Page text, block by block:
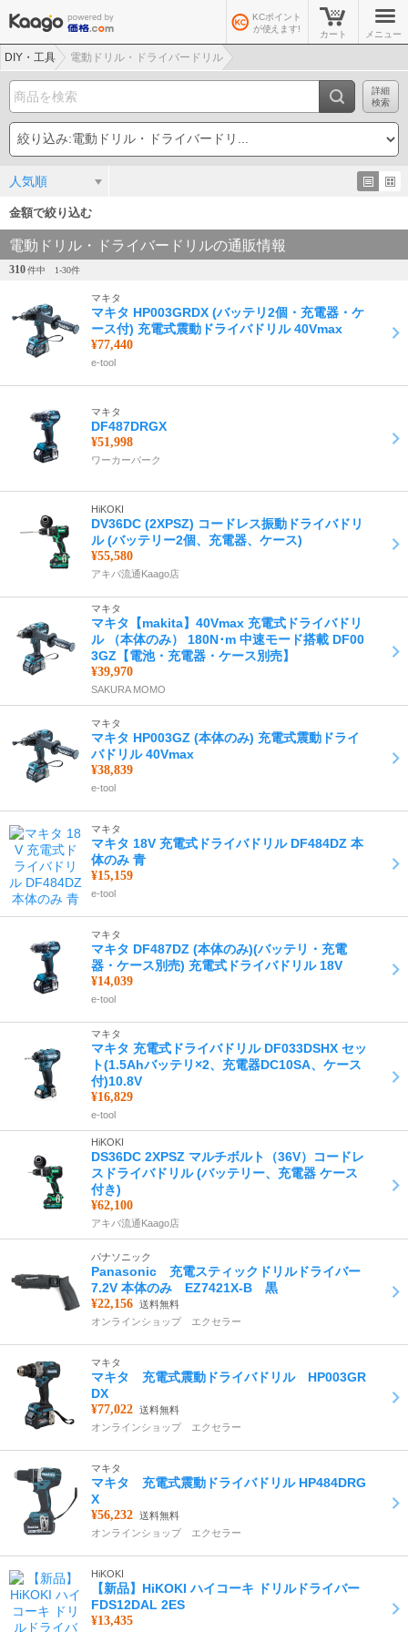
KCポイント
が使えます!
カート メニュー
DIY・工具 電動ドリル・ドライバードリル
詳細
検索
人気順
金額で絞り込む
電動ドリル・ドライバードリルの通販情報
310件中 1-30件
マキタ
マキタ HP003GRDX (バッテリ2個・充電器・ケ
ース付) 充電式震動ドライバドリル 40Vmax
¥77,440
e-tool
マキタ
DF487DRGX
¥51,998
ワーカーパーク
HiKOKI
DV36DC (2XPSZ) コードレス振動ドライバドリ
ル (バッテリー2個、充電器、ケース)
¥55,580
アキバ流通Kaago店
マキタ
マキタ【makita】40Vmax 充電式ドライバドリ
ル （本体のみ） 180N･m 中速モード搭載 DF00
3GZ【電池・充電器・ケース別売】
¥39,970
SAKURA MOMO
マキタ
マキタ HP003GZ (本体のみ) 充電式震動ドライ
バドリル 40Vmax
¥38,839
e-tool
マキタ
マキタ 18V 充電式ドライバドリル DF484DZ 本
体のみ 青
¥15,159
e-tool
マキタ
マキタ DF487DZ (本体のみ)(バッテリ・充電
器・ケース別売) 充電式ドライバドリル 18V
¥14,039
e-tool
マキタ
マキタ 充電式ドライバドリル DF033DSHX セッ
ト(1.5Ahバッテリ×2、充電器DC10SA、ケース
付)10.8V
¥16,829
e-tool
HiKOKI
DS36DC 2XPSZ マルチボルト（36V）コードレ
スドライバドリル (バッテリー、充電器 ケース
付き)
¥62,100
アキバ流通Kaago店
パナソニック
Panasonic 充電スティックドリルドライバー
7.2V 本体のみ EZ7421X-B 黒
¥22,156 送料無料
オンラインショップ エクセラー
マキタ
マキタ 充電式震動ドライバドリル HP003GR
DX
¥77,022 送料無料
オンラインショップ エクセラー
マキタ
マキタ 充電式震動ドライバドリル HP484DRG
X
¥56,232 送料無料
オンラインショップ エクセラー
HiKOKI
【新品】HiKOKI ハイコーキ ドリルドライバー
FDS12DAL 2ES
¥13,435